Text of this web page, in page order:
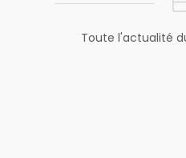
Toute l'actualité